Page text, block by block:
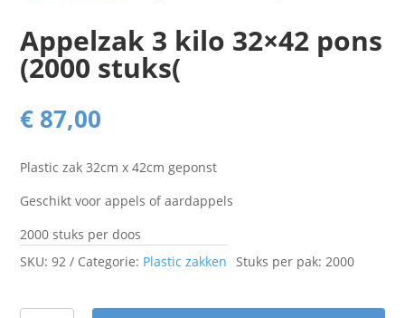
Appelzak 3 kilo 32×42 pons
(2000 stuks(
€ 87,00
Plastic zak 32cm x 42cm geponst
Geschikt voor appels of aardappels
2000 stuks per doos
SKU:92 Categorie: Plastic zakken Stuks per pak: 2000